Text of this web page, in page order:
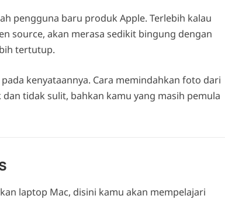
pengguna baru produk Apple. Terlebih kalau
source, akan merasa sedikit bingung dengan
tertutup.
kenyataannya. Cara memindahkan foto dari
tidak sulit, bahkan kamu yang masih pemula
laptop Mac, disini kamu akan mempelajari